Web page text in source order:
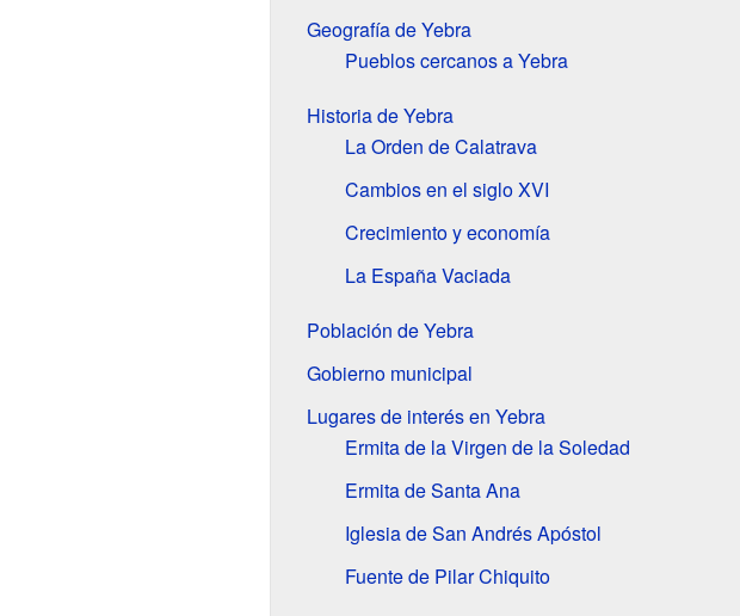
Geografía de Yebra
Pueblos cercanos a Yebra
Historia de Yebra
La Orden de Calatrava
Cambios en el siglo XVI
Crecimiento y economía
La España Vaciada
Población de Yebra
Gobierno municipal
Lugares de interés en Yebra
Ermita de la Virgen de la Soledad
Ermita de Santa Ana
Iglesia de San Andrés Apóstol
Fuente de Pilar Chiquito